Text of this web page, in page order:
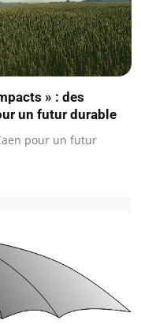
» : des
un futur durable
pour un futur